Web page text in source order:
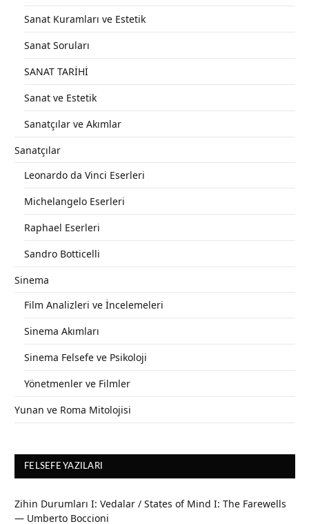
Sanat Kuramları ve Estetik
Sanat Soruları
SANAT TARİHİ
Sanat ve Estetik
Sanatçılar ve Akımlar
Sanatçılar
Leonardo da Vinci Eserleri
Michelangelo Eserleri
Raphael Eserleri
Sandro Botticelli
Sinema
Film Analizleri ve İncelemeleri
Sinema Akımları
Sinema Felsefe ve Psikoloji
Yönetmenler ve Filmler
Yunan ve Roma Mitolojisi
FELSEFE YAZILARI
Zihin Durumları I: Vedalar / States of Mind I: The Farewells
— Umberto Boccioni